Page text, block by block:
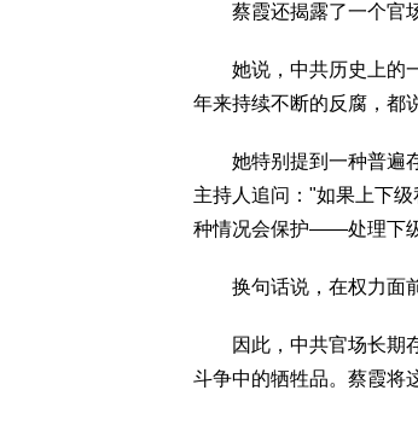
蔡霞还揭露了一个官场
她说，中共历史上的一
年来持续不断的反腐，都
她特别提到一种普遍存
主持人追问："如果上下
种情况会保护——处理下
换句话说，在权力面前
因此，中共官场长期存
斗争中的牺牲品。蔡霞将